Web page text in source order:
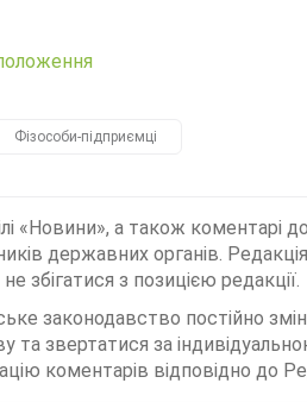
Фізособи-підприємці
«Новини», а також коментарі
державних органів.
збігатися з позицією редакції.
законодавство постійно
та звертатися за
коментарів відповідно до